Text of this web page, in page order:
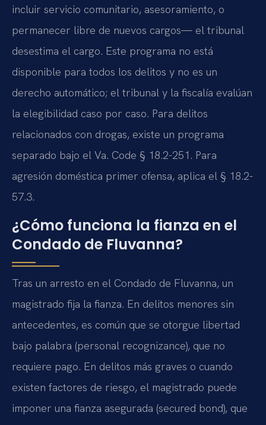
incluir servicio comunitario, asesoramiento, o
permanecer libre de nuevos cargos— el tribunal
desestima el cargo. Este programa no está
disponible para todos los delitos y no es un
derecho automático; el tribunal y la fiscalía evalúan
la elegibilidad caso por caso. Para delitos
relacionados con drogas, existe un programa
separado bajo el Va. Code § 18.2-251. Para
agresión doméstica primer ofensa, aplica el § 18.2-
57.3.
¿Cómo funciona la fianza en el
Condado de Fluvanna?
Tras un arresto en el Condado de Fluvanna, un
magistrado fija la fianza. En delitos menores sin
antecedentes, es común que se otorgue libertad
bajo palabra (personal recognizance), que no
requiere pago. En delitos más graves o cuando
existen factores de riesgo, el magistrado puede
imponer una fianza asegurada (secured bond), que